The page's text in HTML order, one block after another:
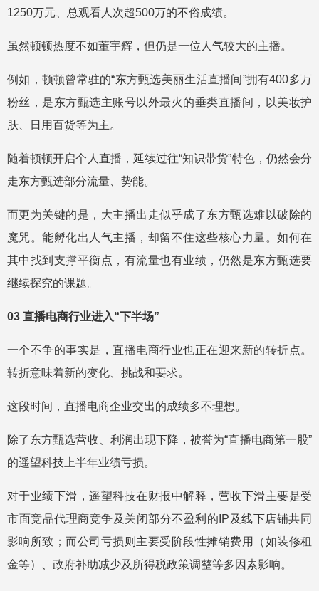
1250万元、总观看人次超500万的不俗成绩。
虽然顿顿热度不如董宇辉，但仍是一位人气较大的主播。
例如，顿顿曾常驻的“东方甄选美丽生活直播间”拥有400多万
粉丝，是东方甄选主账号以外最火的垂类直播间，以美妆护
肤、日用百货等为主。
随着顿顿开启个人直播，延续过往“知识带货”特色，仍然会分
走东方甄选部分流量、势能。
而更为关键的是，大主播出走似乎成了东方甄选难以破除的
魔咒。能孵化出人气主播，却留不住这些核心力量。如何在
其中找到支撑平衡点，有流量也有业绩，仍然是东方甄选要
继续探究的课题。
03 直播电商行业进入“下半场”
一个不争的事实是，直播电商行业也正在迎来新的转折点。
转折意味着新的变化、挑战和要求。
这段时间，直播电商企业交出的成绩多不理想。
除了东方甄选营收、利润出现下降，被誉为“直播电商第一股”
的遥望科技上半年业绩亏损。
对于业绩下滑，遥望科技在财报中解释，营收下滑主要是受
市面竞品代理商竞争及关闭部分不盈利的IP及线下店铺共同
影响所致；而公司亏损则主要受阶段性摊销费用（如装修租
金等）、政府补助减少及所得税政策调整等多因素影响。